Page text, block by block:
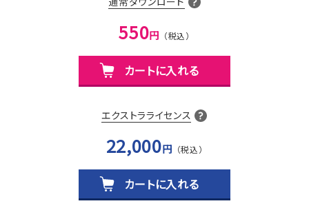
550円
カートに入れる
エクストラライセンス
22,000円
カートに入れる